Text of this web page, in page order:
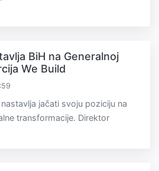
BiH na Generalnoj
We Build
jačati svoju poziciju na
transformacije. Direktor